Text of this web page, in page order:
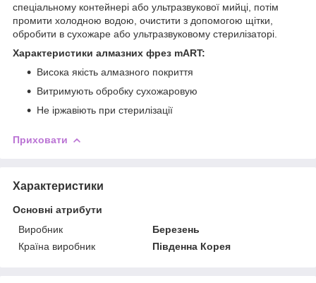
спеціальному контейнері або ультразвукової мийці, потім
промити холодною водою, очистити з допомогою щітки,
обробити в сухожаре або ультразвуковому стерилізаторі.
Характеристики алмазних фрез mART:
Висока якість алмазного покриття
Витримують обробку сухожаровую
Не іржавіють при стерилізації
Приховати
Характеристики
Основні атрибути
Виробник
Березень
Країна виробник
Південна Корея